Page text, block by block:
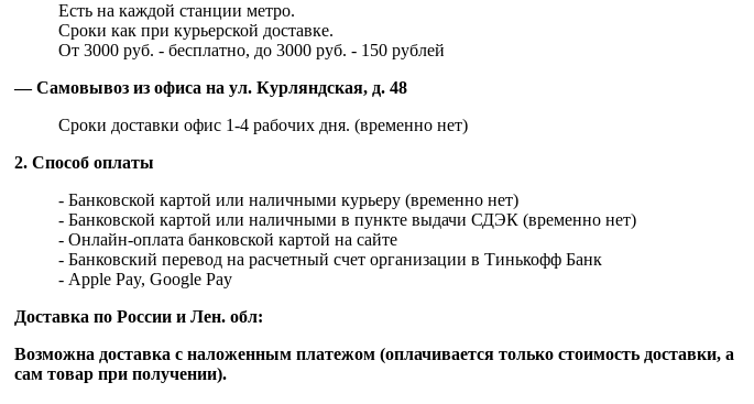
Есть на каждой станции метро.
Сроки как при курьерской доставке.
От 3000 руб. - бесплатно, до 3000 руб. - 150 рублей
— Самовывоз из офиса на ул. Курляндская, д. 48
Сроки доставки офис 1-4 рабочих дня. (временно нет)
2. Способ оплаты
- Банковской картой или наличными курьеру (временно нет)
- Банковской картой или наличными в пункте выдачи СДЭК (временно нет)
- Онлайн-оплата банковской картой на сайте
- Банковский перевод на расчетный счет организации в Тинькофф Банк
- Apple Pay, Google Pay
Доставка по России и Лен. обл:
Возможна доставка с наложенным платежом (оплачивается только стоимость доставки, а
сам товар при получении).